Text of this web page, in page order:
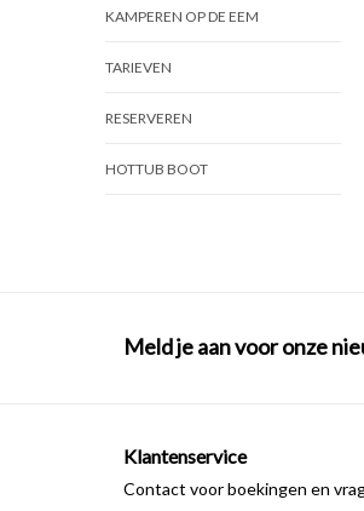
KAMPEREN OP DE EEM
TARIEVEN
RESERVEREN
HOTTUB BOOT
Meld je aan voor onze
Klantenservice
Contact voor boekingen en